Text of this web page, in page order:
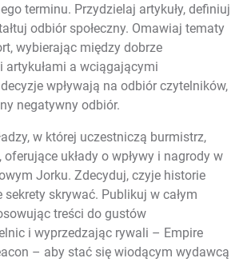
terminu. Przydzielaj artykuły, definiuj
odbiór społeczny. Omawiaj tematy
wybierając między dobrze
a wciągającymi
wpływają na odbiór czytelników,
negatywny odbiór.
w której uczestniczą burmistrz,
układy o wpływy i nagrody w
Jorku. Zdecyduj, czyje historie
skrywać. Publikuj w całym
treści do gustów
i wyprzedzając rywali – Empire
– aby stać się wiodącym wydawcą